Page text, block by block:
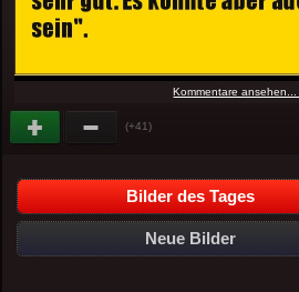
Kommentare ansehen...
(+41)
Bilder des Tages
Neue Bilder